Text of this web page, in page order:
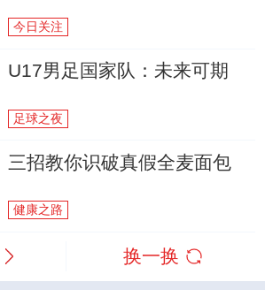
今日关注
U17男足国家队：未来可期
足球之夜
三招教你识破真假全麦面包
健康之路
换一换